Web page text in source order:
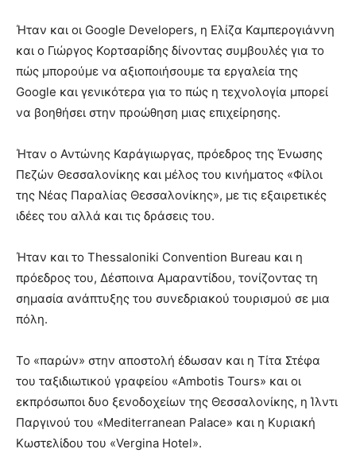
Ήταν και οι Google Developers, η Ελίζα Καμπερογιάννη
και ο Γιώργος Κορτσαρίδης δίνοντας συμβουλές για το
πώς μπορούμε να αξιοποιήσουμε τα εργαλεία της
Google και γενικότερα για το πώς η τεχνολογία μπορεί
να βοηθήσει στην προώθηση μιας επιχείρησης.
Ήταν ο Αντώνης Καράγιωργας, πρόεδρος της Ένωσης
Πεζών Θεσσαλονίκης και μέλος του κινήματος «Φίλοι
της Νέας Παραλίας Θεσσαλονίκης», με τις εξαιρετικές
ιδέες του αλλά και τις δράσεις του.
Ήταν και το Thessaloniki Convention Bureau και η
πρόεδρος του, Δέσποινα Αμαραντίδου, τονίζοντας τη
σημασία ανάπτυξης του συνεδριακού τουρισμού σε μια
πόλη.
Το «παρών» στην αποστολή έδωσαν και η Τίτα Στέφα
του ταξιδιωτικού γραφείου «Ambotis Tours» και οι
εκπρόσωποι δυο ξενοδοχείων της Θεσσαλονίκης, η Ίλντι
Παργινού του «Mediterranean Palace» και η Κυριακή
Κωστελίδου του «Vergina Hotel».